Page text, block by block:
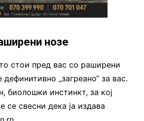
нозе
стои пред вас со раширени
„загреано“ за вас.
биолошки инстинкт, за кој
се свесни дека ја издава